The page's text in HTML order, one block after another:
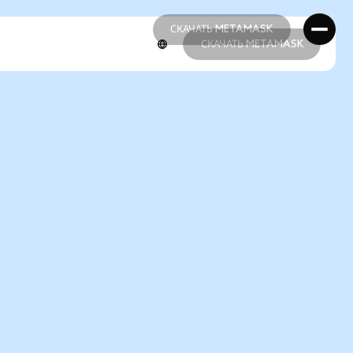
СКАЧАТЬ METAMASK
СКАЧАТЬ METAMASK
СКАЧАТЬ METAMASK